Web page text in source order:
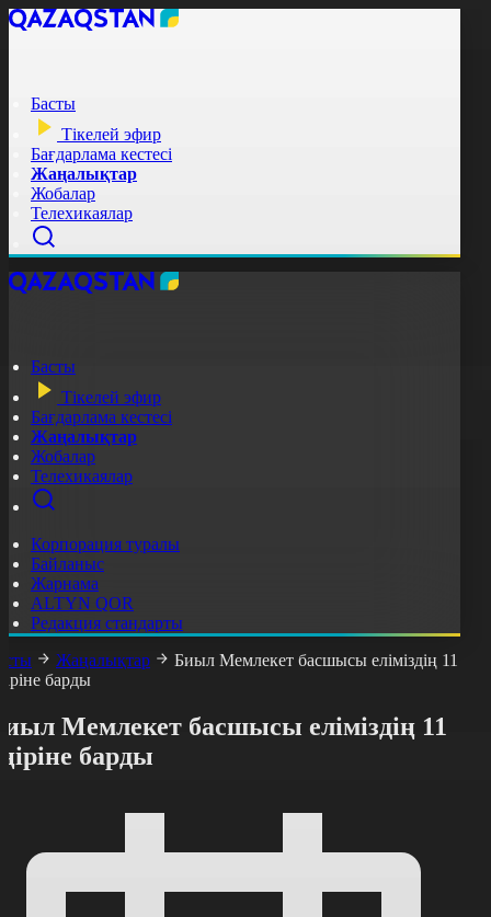
Басты
Тікелей эфир
Бағдарлама кестесі
Жаңалықтар
Жобалар
Телехикаялар
Басты
Тікелей эфир
Бағдарлама кестесі
Жаңалықтар
Жобалар
Телехикаялар
Корпорация туралы
Байланыс
Жарнама
ALTYN QOR
Редакция стандарты
Жаңалықтар
Биыл Мемлекет басшысы еліміздің 11
барды
Мемлекет басшысы еліміздің 11
барды